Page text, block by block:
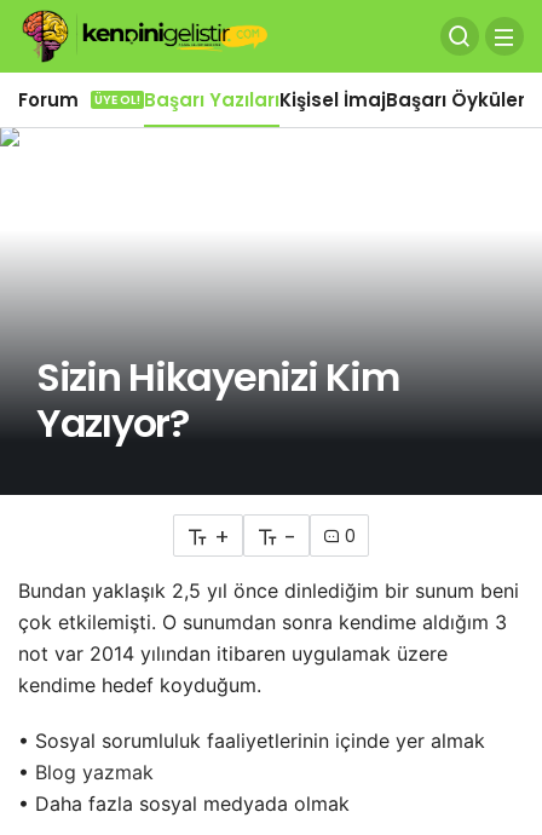
Forum ÜYE OL! Başarı YazılarıKişisel İmajBaşarı Öyküleri
Sizin Hikayenizi Kim
Yazıyor?
+ - 0
Bundan yaklaşık 2,5 yıl önce dinlediğim bir sunum beni
çok etkilemişti. O sunumdan sonra kendime aldığım 3
not var 2014 yılından itibaren uygulamak üzere
kendime hedef koyduğum.
• Sosyal sorumluluk faaliyetlerinin içinde yer almak
• Blog yazmak
• Daha fazla sosyal medyada olmak